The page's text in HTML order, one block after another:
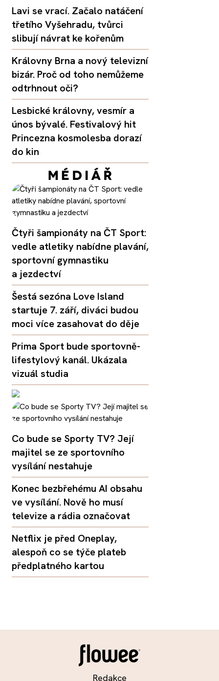
Lavi se vrací. Začalo natáčení
třetího Vyšehradu, tvůrci
slibují návrat ke kořenům
Královny Brna a nový televizní
bizár. Proč od toho nemůžeme
odtrhnout oči?
Lesbické královny, vesmír a
únos bývalé. Festivalový hit
Princezna kosmolesba dorazí
do kin
Čtyři šampionáty na ČT Sport:
vedle atletiky nabídne plavání,
sportovní gymnastiku
a jezdectví
Šestá sezóna Love Island
startuje 7. září, diváci budou
moci více zasahovat do děje
Prima Sport bude sportovně-
lifestylový kanál. Ukázala
vizuál studia
Co bude se Sporty TV? Její
majitel se ze sportovního
vysílání nestahuje
Konec bezbřehému AI obsahu
ve vysílání. Nově ho musí
televize a rádia označovat
Netflix je před Oneplay,
alespoň co se týče plateb
předplatného kartou
Redakce